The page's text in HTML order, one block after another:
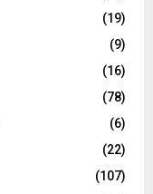
(19)
(9)
(16)
(78)
(6)
(22)
(107)